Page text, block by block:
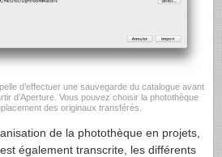
d’effectuer une sauvegarde du catalogue avant
d’Aperture. Vous pouvez choisir la photothèque
des originaux transférés.
de la photothèque en projets,
également transcrite, les différents